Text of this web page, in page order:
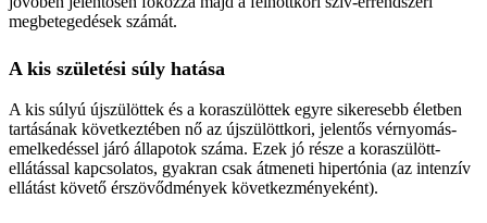
megbetegedések számát.
A kis születési súly hatása
A kis súlyú újszülöttek és a koraszülöttek egyre sikeresebb életben
tartásának következtében nő az újszülöttkori, jelentős vérnyomás-
emelkedéssel járó állapotok száma. Ezek jó része a koraszülött-
ellátással kapcsolatos, gyakran csak átmeneti hipertónia (az intenzív
ellátást követő érszövődmények következményeként).